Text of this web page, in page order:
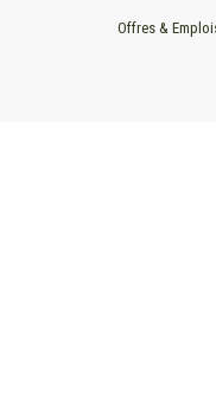
Offres &